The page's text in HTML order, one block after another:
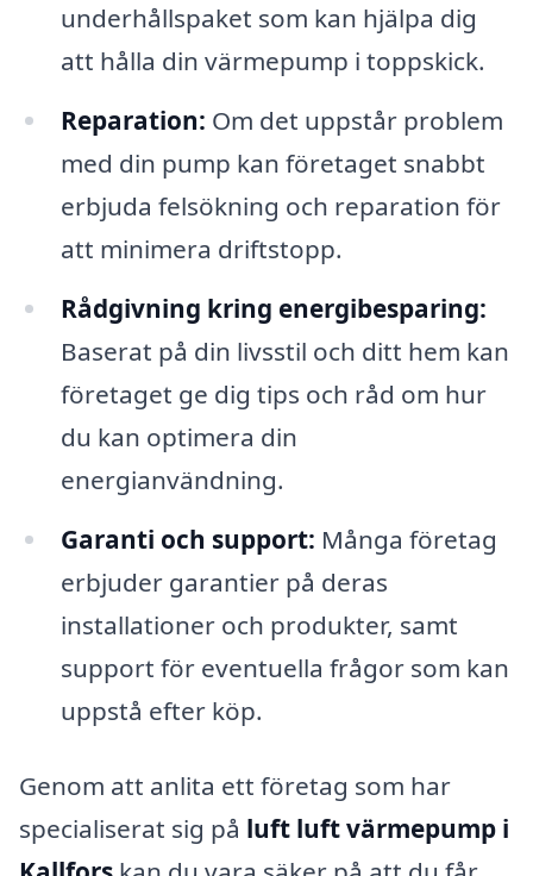
underhållspaket som kan hjälpa dig
att hålla din värmepump i toppskick.
Reparation: Om det uppstår problem
med din pump kan företaget snabbt
erbjuda felsökning och reparation för
att minimera driftstopp.
Rådgivning kring energibesparing:
Baserat på din livsstil och ditt hem kan
företaget ge dig tips och råd om hur
du kan optimera din
energianvändning.
Garanti och support: Många företag
erbjuder garantier på deras
installationer och produkter, samt
support för eventuella frågor som kan
uppstå efter köp.
Genom att anlita ett företag som har
specialiserat sig på luft luft värmepump i